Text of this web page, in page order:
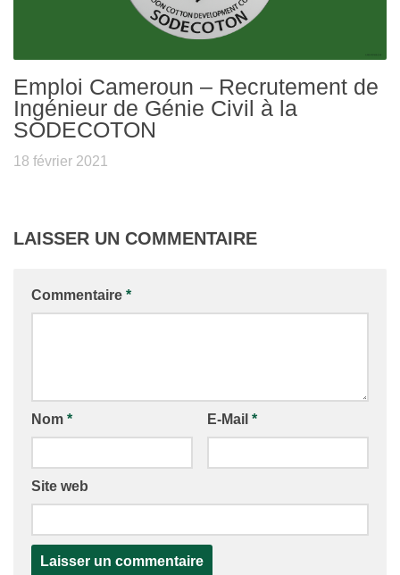
Emploi Cameroun – Recrutement de
Ingénieur de Génie Civil à la
SODECOTON
18 février 2021
LAISSER UN COMMENTAIRE
Commentaire *
Nom * E-Mail *
Site web